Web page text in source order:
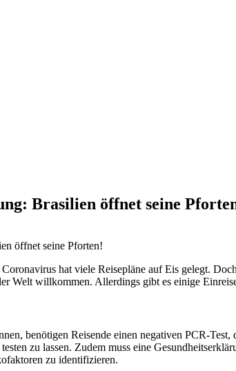
Brasilien öffnet seine
hat viele Reisepläne auf Eis gelegt.
Welt willkommen. Allerdings gibt es einige
benötigen Reisende einen negativen PCR-
zu lassen. Zudem muss eine
zu identifizieren.